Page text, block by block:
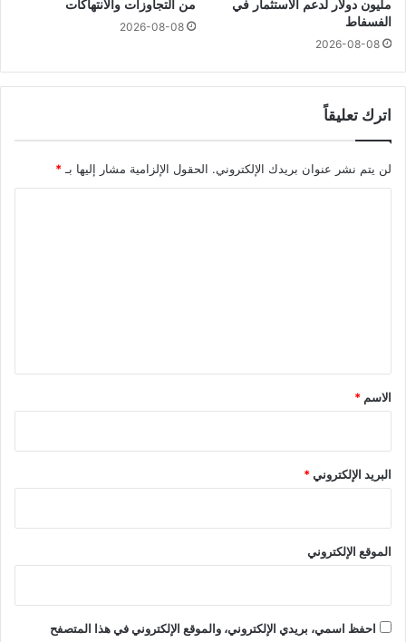
مليون دولار لدعم الاستثمار في
الفسفاط
2026-08-08
من التجاوزات والانتهاكات
2026-08-08
اترك تعليقاً
لن يتم نشر عنوان بريدك الإلكتروني. الحقول الإلزامية مشار إليها بـ *
*
الاسم *
البريد الإلكتروني*
الموقع الإلكتروني
احفظ اسمي، بريدي الإلكتروني، والموقع الإلكتروني في هذا المتصفح